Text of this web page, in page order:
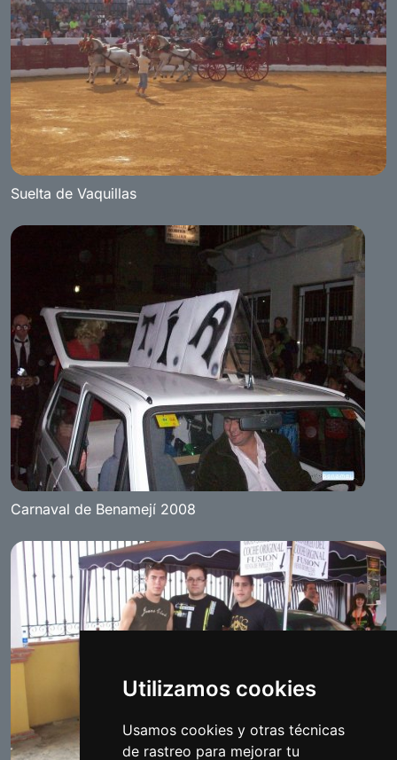
Utilizamos cookies
Usamos cookies y otras técnicas
de rastreo para mejorar tu
Suelta de Vaquillas
Carnaval de Benamejí 2008